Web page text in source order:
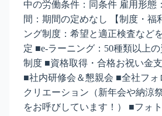
中の労働条件：同条件 雇用形態
間：期間の定めなし 【制度・福
ング制度：希望と適正検査など
定 ■e-ラーニング：50種類以上
制度 ■資格取得・合格お祝い金
■社内研修会＆懇親会 ■全社フォ
クリエーション（新年会や納涼
をお呼びしています！） ■フォ